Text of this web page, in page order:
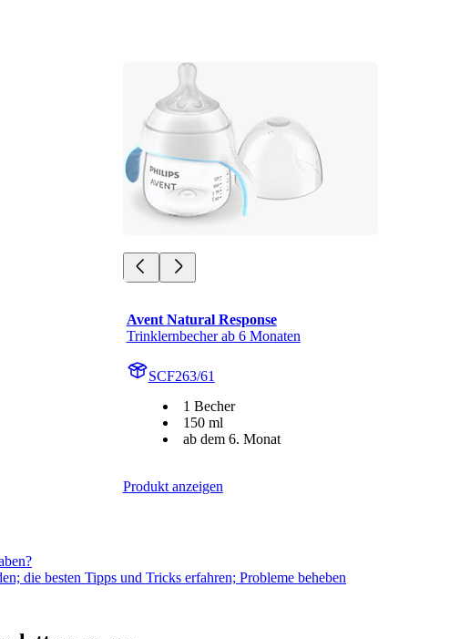
Avent Natural Response
Trinklernbecher ab 6 Monaten
SCF263/61
1 Becher
150 ml
ab dem 6. Monat
Produkt anzeigen
die besten Tipps und Tricks erfahren; Probleme beheben